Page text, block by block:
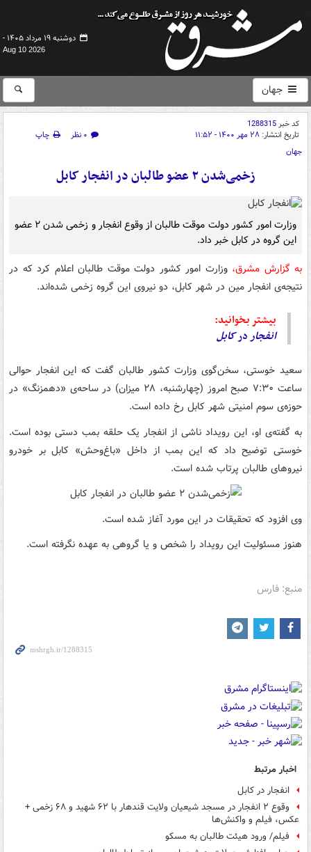
دوشنبه ۱۹ مرداد ۱۴۰۵ -
Aug 10 2026
جهان
کد خبر1288315
تاریخ انتشار: ۲۸ مهر ۱۴۰۰ - ۱۱:۵۲ ۰ نظر
چاپ
جهان
زخمی‌شدن ۲ عضو طالبان در انفجار کابل
وزارت امور کشور دولت موقت طالبان از وقوع انفجار و زخمی شدن ۲ عضو
این گروه در کابل خبر داد.
به گزارش مشرق، وزارت امور کشور دولت موقت طالبان اعلام کرد که در
نتیجه‌ی انفجار مین در شهر کابل، دو نیروی این گروه زخمی شده‌اند.
بیشتر بخوانید:
انفجاردرکابل
سعید خوستی، سخن‌گوی وزارت کشور طالبان گفت که این انفجار حوالی
ساعت ۷:۳۰ صبح امروز (چهارشنبه، ۲۸ میزان) در ساحه‌ی «دهمزنگ» در
حوزه‌ی سوم امنیتی شهر کابل رخ داده است.
به گفته‌ی او، این رویداد ناشی از انفجار یک حلقه بمب دستی بوده است.
خوستی توضیح داد که این بمب از داخل «باغ‌وحش» کابل بر خودرو
نیروهای طالبان پرتاب شده است.
وی افزود که تحقیقات در این مورد آغاز شده است.
هنوز مسئولیت این رویداد را شخص و یا گروهی به عهده نگرفته است.
منبع: فارس
اخبار مرتبط
انفجار در کابل
وقوع ۲ انفجار در مسجد شیعیان ولایت قندهار با ۶۲ شهید و ۶۸ زخمی +
عکس، فیلم و واکنش‌ها
فیلم/ ورود هیئت طالبان به مسکو